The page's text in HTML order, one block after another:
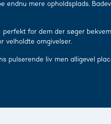
endnu mere opholdsplads.
for dem der søger
velholdte omgivelser.
pulserende liv men alligevel